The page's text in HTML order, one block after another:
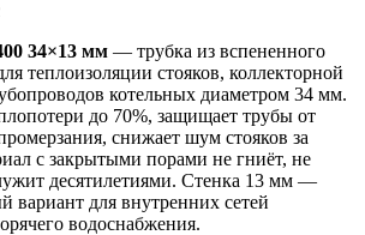
34×13 мм — трубка из вспененного
теплоизоляции стояков, коллекторной
котельных диаметром 34 мм.
до 70%, защищает трубы от
снижает шум стояков за
с закрытыми порами не гниёт, не
десятилетиями. Стенка 13 мм —
вариант для внутренних сетей
водоснабжения.